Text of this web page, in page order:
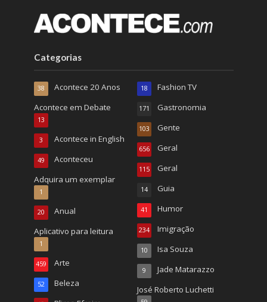
Categorias
Acontece 20 Anos
38
Acontece em Debate
13
Acontece in English
3
Aconteceu
49
Adquira um exemplar
1
Anual
20
Aplicativo para leitura
1
Arte
459
Beleza
52
Fashion TV
18
Gastronomia
171
Gente
103
Geral
656
Geral
115
Guia
14
Humor
41
Imigração
234
Isa Souza
10
Jade Matarazzo
9
José Roberto Luchetti